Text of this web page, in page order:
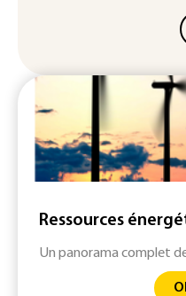
Ressources
Un panorama complet